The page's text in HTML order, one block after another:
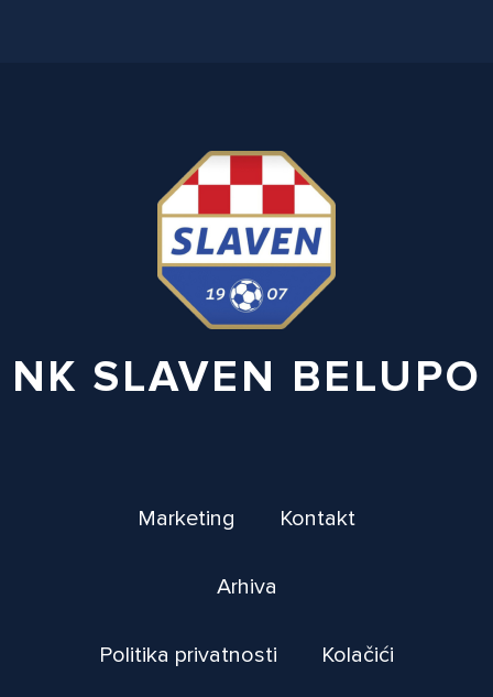
NK SLAVEN BELUPO
Marketing Kontakt
Arhiva
Politika privatnosti Kolačići